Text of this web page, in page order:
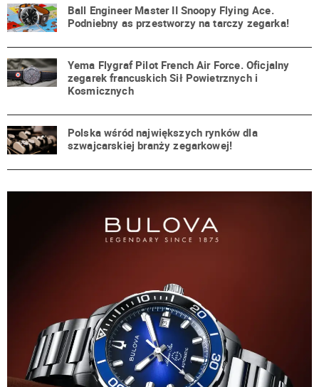
Ball Engineer Master II Snoopy Flying Ace.
Podniebny as przestworzy na tarczy zegarka!
Yema Flygraf Pilot French Air Force. Oficjalny
zegarek francuskich Sił Powietrznych i
Kosmicznych
Polska wśród największych rynków dla
szwajcarskiej branży zegarkowej!